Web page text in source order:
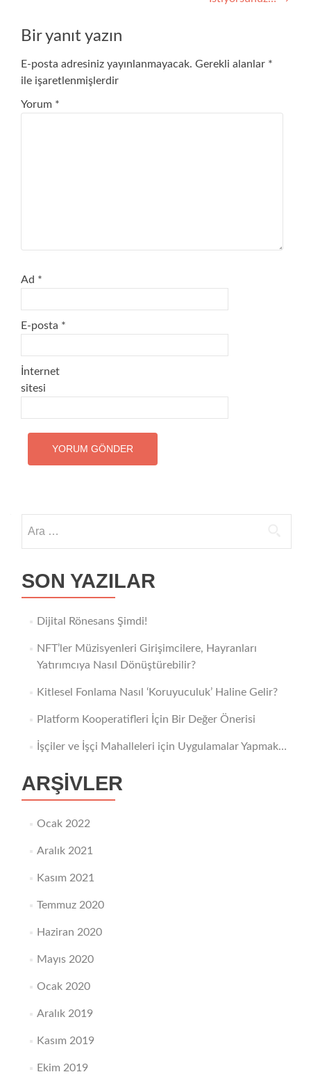
Bir yanıt yazın
E-posta adresiniz yayınlanmayacak. Gerekli alanlar *
ile işaretlenmişlerdir
Yorum *
Ad *
E-posta *
İnternet
sitesi
SON YAZILAR
Dijital Rönesans Şimdi!
NFT’ler Müzisyenleri Girişimcilere, Hayranları
Yatırımcıya Nasıl Dönüştürebilir?
Kitlesel Fonlama Nasıl ‘Koruyuculuk’ Haline Gelir?
Platform Kooperatifleri İçin Bir Değer Önerisi
İşçiler ve İşçi Mahalleleri için Uygulamalar Yapmak…
ARŞIVLER
Ocak 2022
Aralık 2021
Kasım 2021
Temmuz 2020
Haziran 2020
Mayıs 2020
Ocak 2020
Aralık 2019
Kasım 2019
Ekim 2019